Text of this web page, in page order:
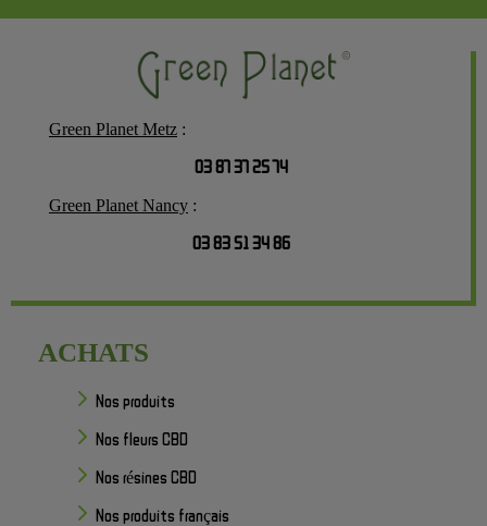
Green Planet Metz :
03 87 37 25 74
Green Planet Nancy :
03 83 51 34 86
ACHATS
Nos produits
Nos fleurs CBD
Nos résines CBD
Nos produits français